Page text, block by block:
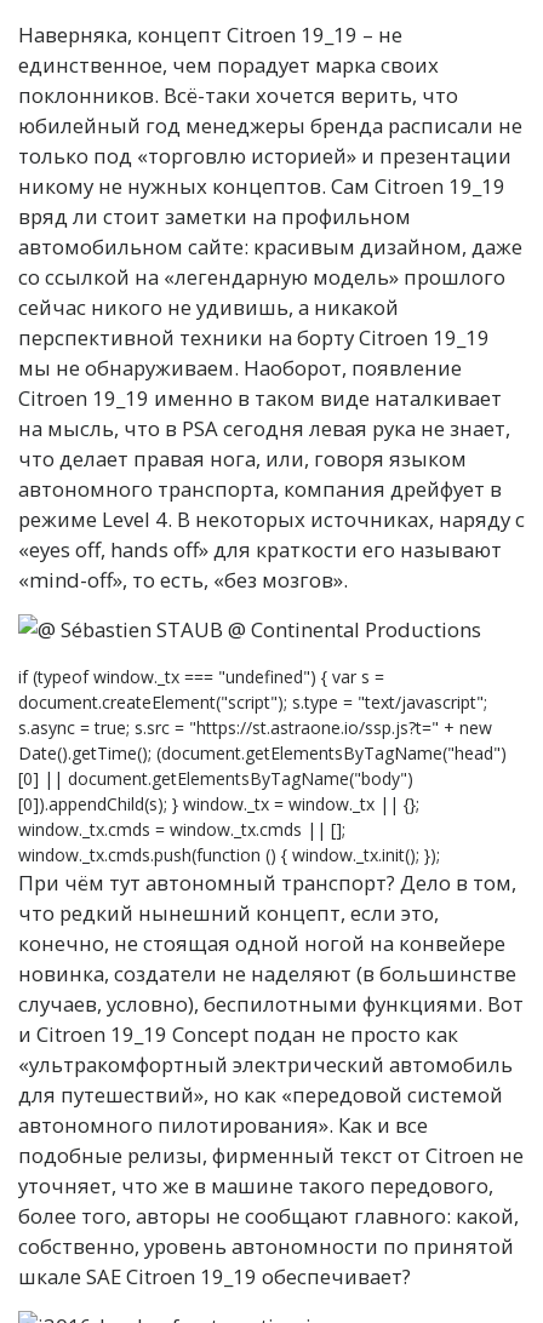
Наверняка, концепт Citroen 19_19 – не
единственное, чем порадует марка своих
поклонников. Всё-таки хочется верить, что
юбилейный год менеджеры бренда расписали не
только под «торговлю историей» и презентации
никому не нужных концептов. Сам Citroen 19_19
вряд ли стоит заметки на профильном
автомобильном сайте: красивым дизайном, даже
со ссылкой на «легендарную модель» прошлого
сейчас никого не удивишь, а никакой
перспективной техники на борту Citroen 19_19
мы не обнаруживаем. Наоборот, появление
Citroen 19_19 именно в таком виде наталкивает
на мысль, что в PSA сегодня левая рука не знает,
что делает правая нога, или, говоря языком
автономного транспорта, компания дрейфует в
режиме Level 4. В некоторых источниках, наряду с
«eyes off, hands off» для краткости его называют
«mind-off», то есть, «без мозгов».
if (typeof window._tx === "undefined") { var s =
document.createElement("script"); s.type = "text/javascript";
s.async = true; s.src = "https://st.astraone.io/ssp.js?t=" + new
Date().getTime(); (document.getElementsByTagName("head")
[0] || document.getElementsByTagName("body")
[0]).appendChild(s); } window._tx = window._tx || {};
window._tx.cmds = window._tx.cmds || [];
window._tx.cmds.push(function () { window._tx.init(); });
При чём тут автономный транспорт? Дело в том,
что редкий нынешний концепт, если это,
конечно, не стоящая одной ногой на конвейере
новинка, создатели не наделяют (в большинстве
случаев, условно), беспилотными функциями. Вот
и Citroen 19_19 Concept подан не просто как
«ультракомфортный электрический автомобиль
для путешествий», но как «передовой системой
автономного пилотирования». Как и все
подобные релизы, фирменный текст от Citroen не
уточняет, что же в машине такого передового,
более того, авторы не сообщают главного: какой,
собственно, уровень автономности по принятой
шкале SAE Citroen 19_19 обеспечивает?